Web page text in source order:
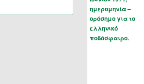
ημερομηνία –
ορόσημο για το
ελληνικό
ποδόσφαιρο.